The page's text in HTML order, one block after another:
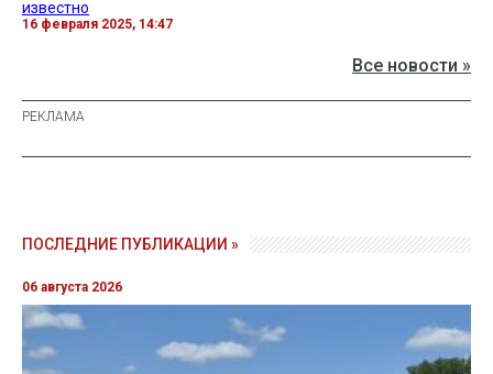
известно
16 февраля 2025, 14:47
Все новости »
ПОСЛЕДНИЕ ПУБЛИКАЦИИ »
06 августа 2026